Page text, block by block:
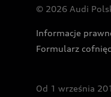
© 2026 Audi
Informacje
Formularz
Od 1 września